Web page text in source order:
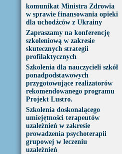
komunikat Ministra Zdrowia
w sprawie finansowania opieki
dla uchodźców z Ukrainy
Zapraszamy na konferencję
szkoleniową w zakresie
skutecznych strategii
profilaktycznych
Szkolenia dla nauczycieli szkół
ponadpodstawowych
przygotowujące realizatorów
rekomendowanego programu
Projekt Lustro.
Szkolenia doskonalącego
umiejętności terapeutów
uzależnień w zakresie
prowadzenia psychoterapii
grupowej w leczeniu
uzależnień